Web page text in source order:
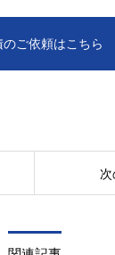
のご依頼はこちら